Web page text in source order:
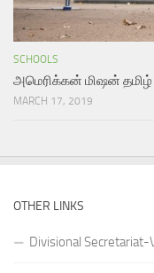
SCHOOLS
அமெரிக்கன் மிஷன்
MARCH 17, 2019
OTHER LINKS
Divisional Secretariat-